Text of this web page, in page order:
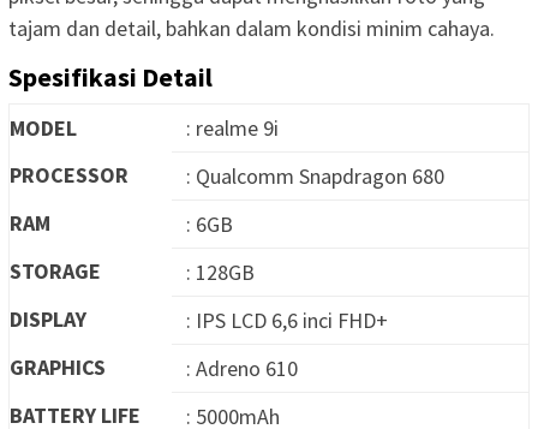
tajam dan detail, bahkan dalam kondisi minim cahaya.
Spesifikasi Detail
MODEL
: realme 9i
PROCESSOR
: Qualcomm Snapdragon 680
RAM
: 6GB
STORAGE
: 128GB
DISPLAY
: IPS LCD 6,6 inci FHD+
GRAPHICS
: Adreno 610
BATTERY LIFE
: 5000mAh